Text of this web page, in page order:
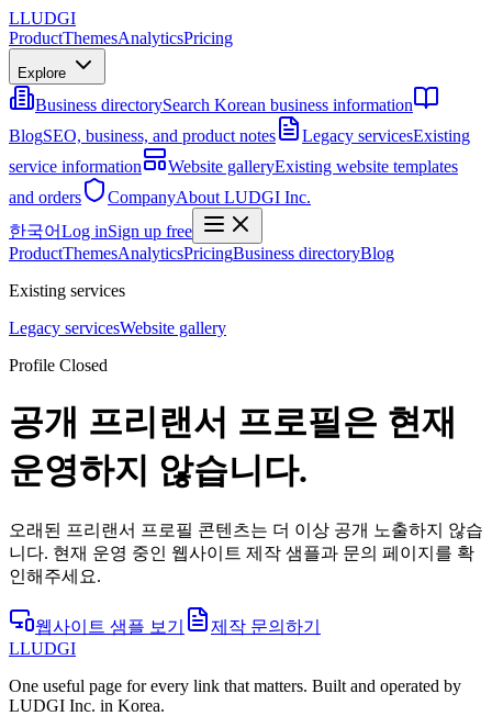
LLUDGI
ProductThemesAnalyticsPricing
Explore
Business directorySearch Korean business information
BlogSEO, business, and product notes Legacy servicesExisting
service information
Website galleryExisting website templates
and orders
CompanyAbout LUDGI Inc.
한국어Log inSign up free
ProductThemesAnalyticsPricingBusiness directoryBlog
Existing services
Legacy servicesWebsite gallery
Profile Closed
공개 프리랜서 프로필은 현재
운영하지 않습니다.
오래된 프리랜서 프로필 콘텐츠는 더 이상 공개 노출하지 않습
니다. 현재 운영 중인 웹사이트 제작 샘플과 문의 페이지를 확
인해주세요.
웹사이트 샘플 보기
제작 문의하기
LLUDGI
One useful page for every link that matters. Built and operated by
LUDGI Inc. in Korea.